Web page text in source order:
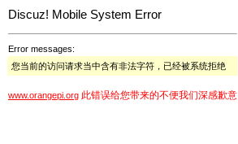
Discuz! Mobile System Error
Error messages:
您当前的访问请求当中含有非法字符，已经被系统拒绝
www.orangepi.org 此错误给您带来的不便我们深感歉意